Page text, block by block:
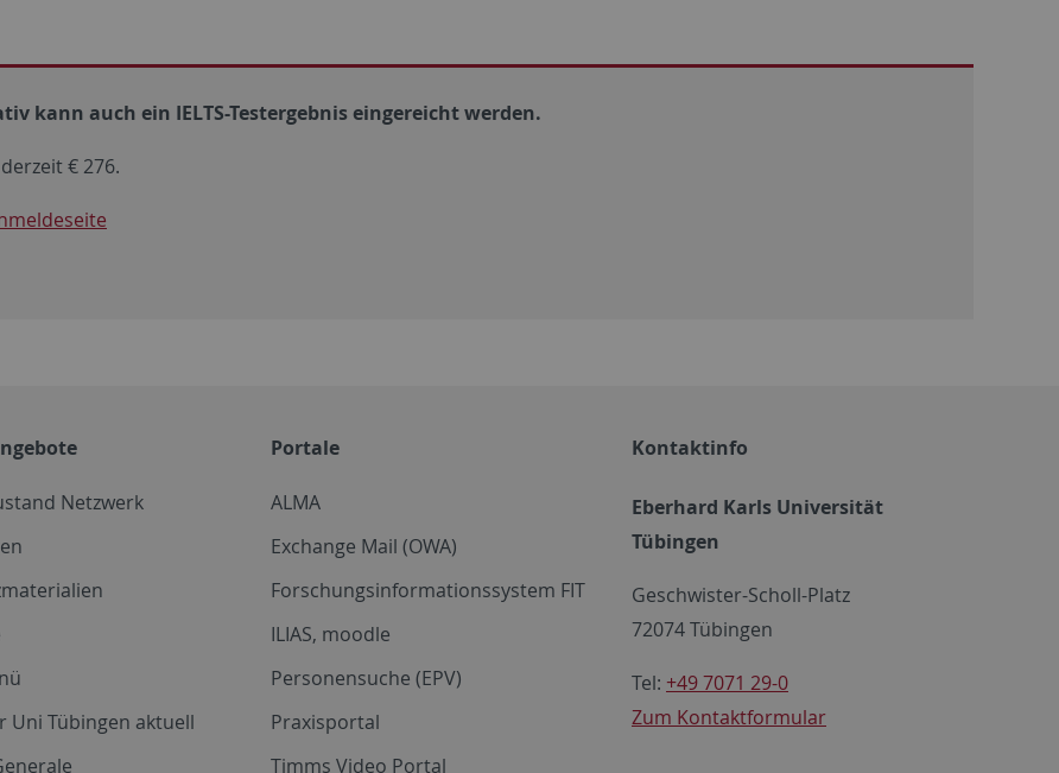
kann auch ein IELTS-Testergebnis eingereicht werden.
€ 276.
Netzwerk
Uni Tübingen aktuell
Portale
ALMA
Exchange Mail (OWA)
Forschungsinformationssystem FIT
ILIAS, moodle
Personensuche (EPV)
Praxisportal
Timms Video Portal
Kontaktinfo
Eberhard Karls Universität
Tübingen
Geschwister-Scholl-Platz
72074 Tübingen
Tel: +49 7071 29-0
Zum Kontaktformular